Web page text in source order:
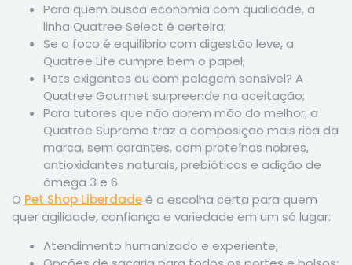
Para quem busca economia com qualidade, a
linha Quatree Select é certeira;
Se o foco é equilíbrio com digestão leve, a
Quatree Life cumpre bem o papel;
Pets exigentes ou com pelagem sensível? A
Quatree Gourmet surpreende na aceitação;
Para tutores que não abrem mão do melhor, a
Quatree Supreme traz a composição mais rica da
marca, sem corantes, com proteínas nobres,
antioxidantes naturais, prebióticos e adição de
ômega 3 e 6.
O Pet Shop Liberdade é a escolha certa para quem
quer agilidade, confiança e variedade em um só lugar:
Atendimento humanizado e experiente;